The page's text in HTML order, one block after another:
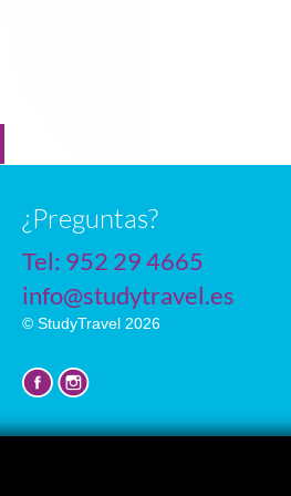
¿Preguntas?
Tel: 952 29 4665
info@studytravel.es
© StudyTravel 2026